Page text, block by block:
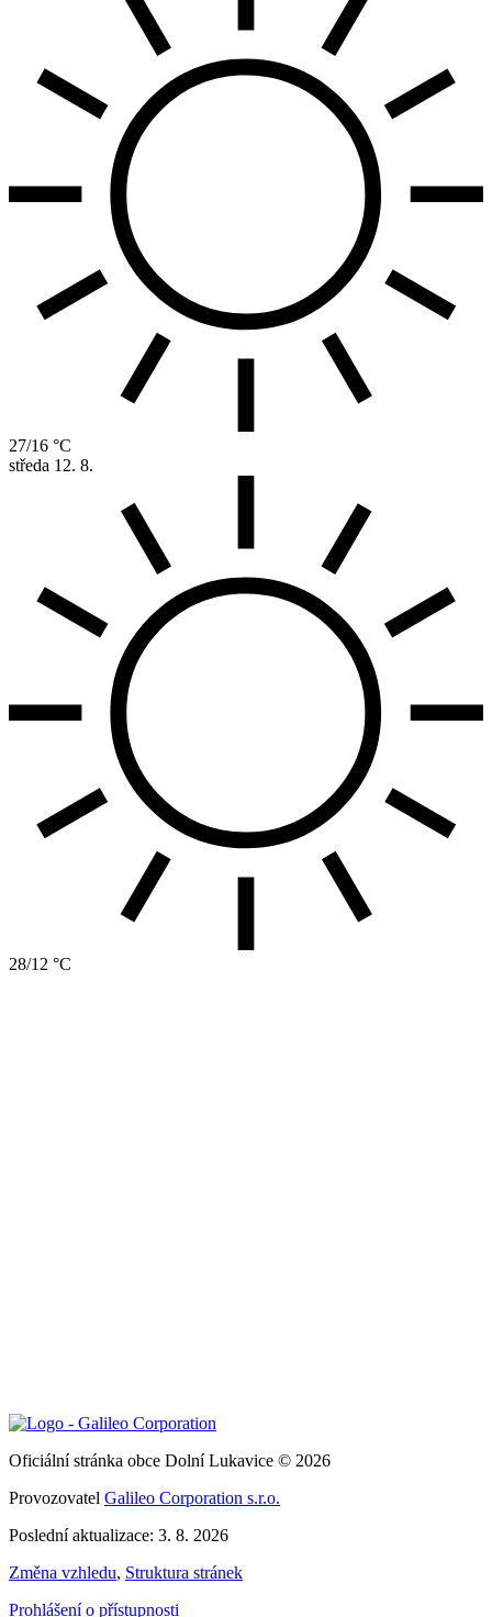
27/16 °C
středa 12. 8.
28/12 °C
Oficiální stránka obce Dolní Lukavice © 2026
Provozovatel Galileo Corporation s.r.o.
Poslední aktualizace: 3. 8. 2026
Změna vzhledu, Struktura stránek
Prohlášení o přístupnosti